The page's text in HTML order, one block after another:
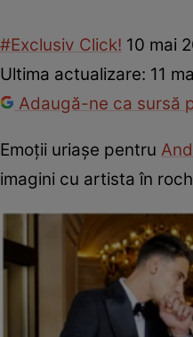
#Exclusiv Click! 10 mai
Ultima actualizare: 11
Adaugă-ne ca sursă
Emoții uriașe pentru
imagini cu artista în